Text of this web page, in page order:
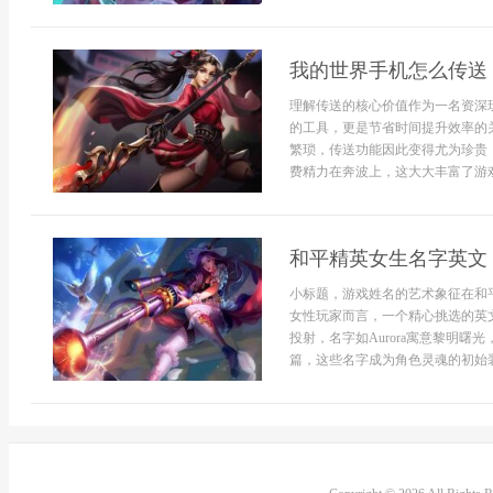
我的世界手机怎么传
理解传送的核心价值作为一名资
的工具，更是节省时间提升效率
繁琐，传送功能因此变得尤为珍
费精力在奔波上，这大大丰富了
和平精英女生名字英
小标题，游戏姓名的艺术象征在
女性玩家而言，一个精心挑选的
投射，名字如Aurora寓意黎明曙光
篇，这些名字成为角色灵魂的初